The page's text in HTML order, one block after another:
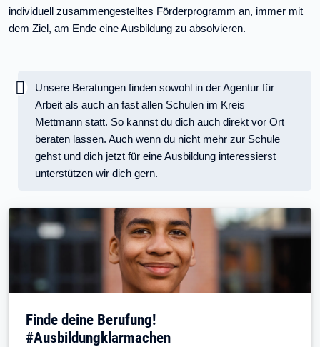
individuell zusammengestelltes Förderprogramm an, immer mit
dem Ziel, am Ende eine Ausbildung zu absolvieren.
Wichtig:
Unsere Beratungen finden sowohl in der Agentur für
Arbeit als auch an fast allen Schulen im Kreis
Mettmann statt. So kannst du dich auch direkt vor Ort
beraten lassen. Auch wenn du nicht mehr zur Schule
gehst und dich jetzt für eine Ausbildung interessierst
unterstützen wir dich gern.
Finde deine Berufung!
#Ausbildungklarmachen